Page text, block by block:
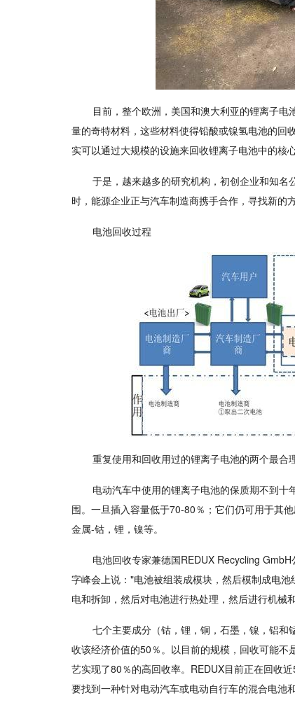
目前，整个欧洲，美国和澳大利亚的锂离子
量的奇特材料，这些材料使得铅酸或镍氢电池的回
实可以通过大规模的设施来回收锂离子电池中的核
于是，越来越多的研究机构，初创企业和知
时，能源企业正与汽车制造商携手合作，寻找新的
电池回收过程
重复使用和回收用过的锂离子电池的两个最合
电动汽车中使用的锂离子电池的保质期不到
围。一旦插入容量低于70-80％；它们仍可用于其
金属-钴，锂，镍等。
电池回收专家兼德国REDUX Recycling
字峰会上说："电池被组装成模块，然后模制成电
电和拆卸，然后对电池进行热处理，然后进行机械
七个主要成分（钴，锂，铜，石墨，镍，铝
收该经济价值的50％。以目前的规模，回收可能
艺实现了80％的高回收率。REDUX目前正在回收
要找到一种针对电动汽车或电动自行车的混合电池